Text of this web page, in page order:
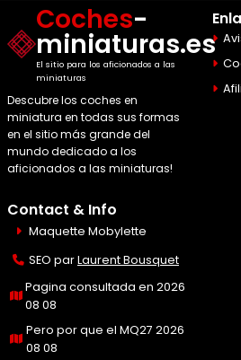
Coches-
miniaturas.es
El sitio para los aficionados a las
miniaturas
Descubre los coches en
miniatura en todas sus formas
en el sitio más grande del
mundo dedicado a los
aficionados a las miniaturas!
Contact & Info
Maquette Mobylette
SEO parLaurent Bousquet
Pagina consultada en 2026
08 08
Pero por que el MQ27 2026
08 08